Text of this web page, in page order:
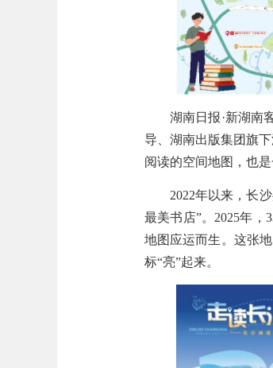
湖南日报·新湖南
导、湖南出版集团旗
阅读的空间地图，也
2022年以来，长
最美书店”。2025年
地图应运而生。这张
标“亮”起来。